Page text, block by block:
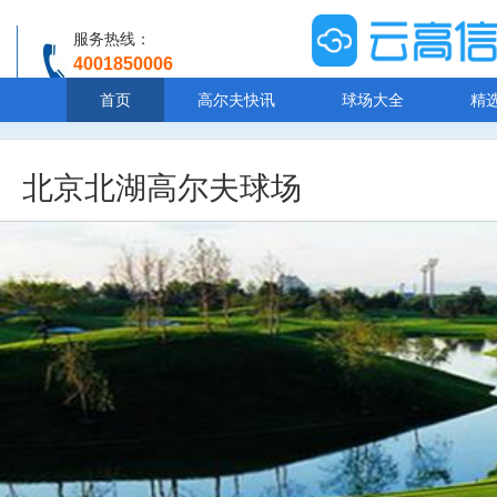
服务热线：
4001850006
首页 高尔夫快讯 球场大全 精
北京北湖高尔夫球场